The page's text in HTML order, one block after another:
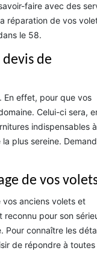
faire avec des
réparation de vos
le 58.
de
En effet, pour que vos
Celui-ci sera,
indispensables
plus sereine.
de vos
anciens volets et
reconnu pour son
Pour connaître les
de répondre à toutes